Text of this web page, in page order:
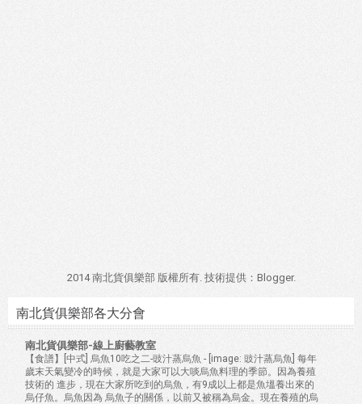
2014 南北貨俱樂部 版權所有. 技術提供： Blogger.
南北貨俱樂部各大分會
南北貨俱樂部-線上廚藝教室
【食譜】[中式] 烏魚10吃之二-豉汁蒸烏魚 - [image: 豉汁蒸烏魚] 每年
歲末天氣變冷的時候，就是大家可以大啖烏魚料理的季節。因為養殖
技術的 進步，現在大家所吃到的烏魚，有9成以上都是魚塭養出來的
烏仔魚。烏魚因為 烏魚子的關係，以前又被稱為烏金。現在養殖的烏